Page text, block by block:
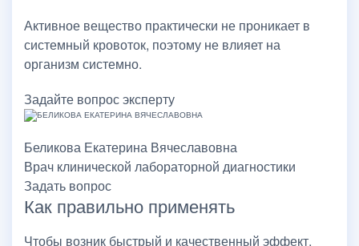
Активное вещество практически не проникает в
системный кровоток, поэтому не влияет на
организм системно.
Задайте вопрос эксперту
Беликова Екатерина Вячеславовна
Врач клинической лабораторной диагностики
Задать вопрос
Как правильно применять
Чтобы возник быстрый и качественный эффект,